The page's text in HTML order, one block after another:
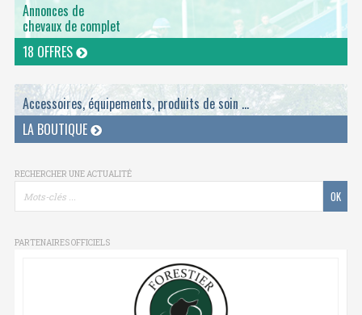
Annonces de
chevaux de complet
18 OFFRES
Accessoires, équipements, produits de soin ...
LA BOUTIQUE
RECHERCHER UNE ACTUALITÉ
PARTENAIRES OFFICIELS